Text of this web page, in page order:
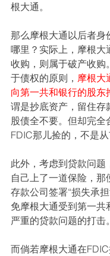
根大通。
那么摩根大通以后者身
哪里？实际上，摩根大
收购，则属于破产收购
于债权的原则， 摩根大
向第一共和银行的股东
谓是抄底资产，留住存
股债全不要。但却完全
FDIC那儿捡的，不是从
此外，考虑到贷款问题
自己上了一道保险，那
存款公司签署“损失承
免摩根大通受到第一共
严重的贷款问题的打击。
而倘若摩根大通在